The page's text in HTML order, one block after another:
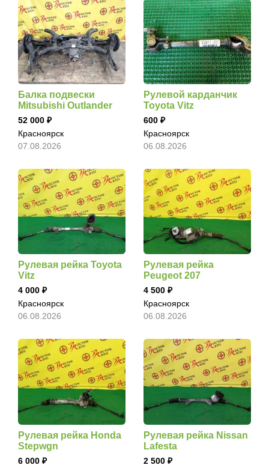
Балка подвески
Mitsubishi Outlander
52 000
Красноярск
07.08.2026
Рулевой карданчик
Toyota Vitz
600
Красноярск
06.08.2026
Рулевая рейка Toyota
Vitz
4 000
Красноярск
06.08.2026
Рулевая рейка
Peugeot 207
4 500
Красноярск
06.08.2026
Рулевая рейка Honda
Stepwgn
6 000
Рулевая рейка Nissan
Lafesta
2 500